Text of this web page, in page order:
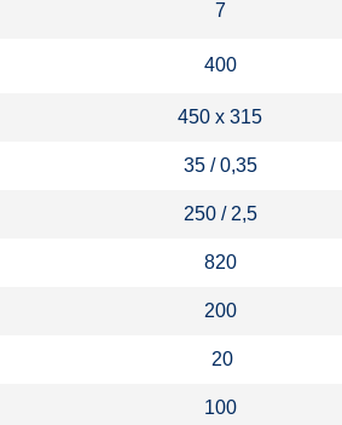
7
400
450 x 315
35 / 0,35
250 / 2,5
820
200
20
100